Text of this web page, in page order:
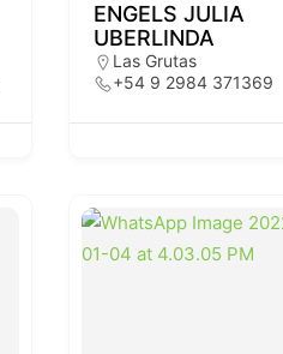
ENGELS JULIA
UBERLINDA
Las Grutas
+54 9 2984 371369